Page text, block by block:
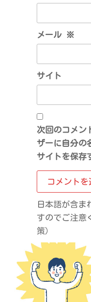
メール ※
サイト
次回のコメン
ザーに自分の
サイトを保存
日本語が含ま
すのでご注意
策）